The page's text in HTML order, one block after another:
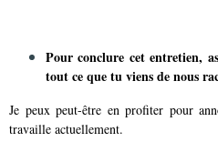
Pour conclure cet entretien,
tout ce que tu viens de nous
Je peux peut-être en profiter pour
travaille actuellement.